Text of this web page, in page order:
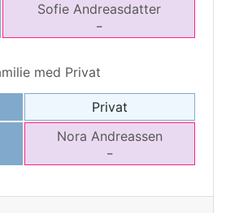
Sofie Andreasdatter
–
med Privat
Privat
Nora Andreassen
–